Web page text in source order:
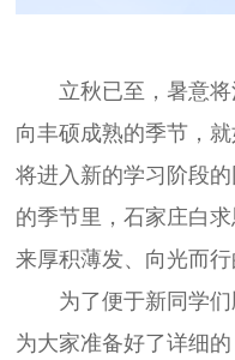
立秋已至，暑意
向丰硕成熟的季节，
将进入新的学习阶段
的季节里，石家庄白
来厚积薄发、向光而行
为了便于新同学
为大家准备好了详细